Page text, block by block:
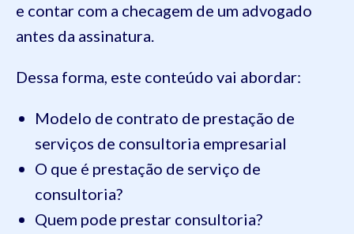
e contar com a checagem de um advogado
antes da assinatura.
Dessa forma, este conteúdo vai abordar:
Modelo de contrato de prestação de
serviços de consultoria empresarial
O que é prestação de serviço de
consultoria?
Quem pode prestar consultoria?